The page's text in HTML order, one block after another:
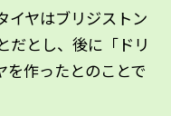
イヤはブリジストン
だとし、後に「ドリ
を作ったとのことで